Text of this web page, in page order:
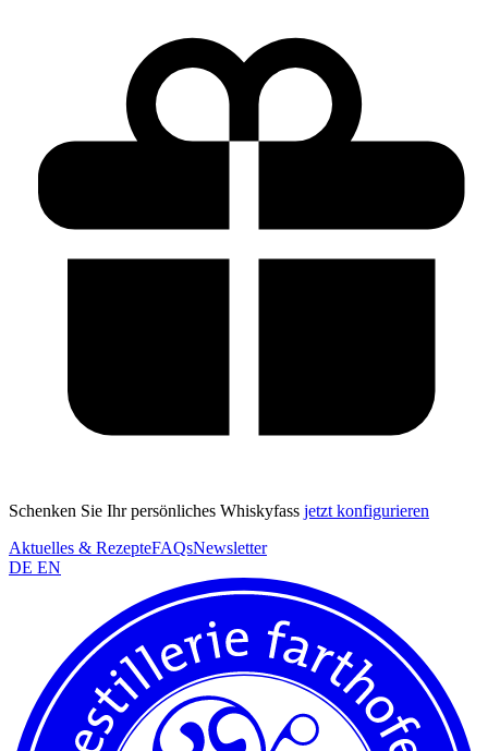
Schenken Sie Ihr persönliches Whiskyfass jetzt konfigurieren
Aktuelles & RezepteFAQsNewsletter
DE EN